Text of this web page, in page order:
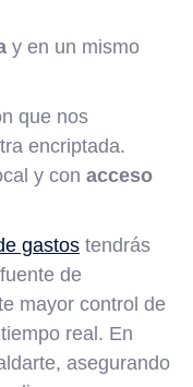
y en un mismo
que nos
encriptada.
y con acceso
gastos tendrás
de
mayor control de
real. En
asegurando